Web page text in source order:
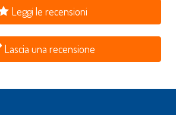
Leggi le recensioni
Lascia una recensione